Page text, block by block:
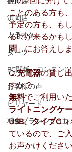
浜岡店
カラオケ
ダーツ
PC関係・コンテンツ
お客様の声
ビリヤード
料金プランシミュ
ことのある方も
予定の方も、も
る時が来るかも
問 」にお答えしま
Q.充電器の貸し
すか？
無料でご利用い
ライトニングケ
USB、タイプCコ
ているので、ご
お声かけください